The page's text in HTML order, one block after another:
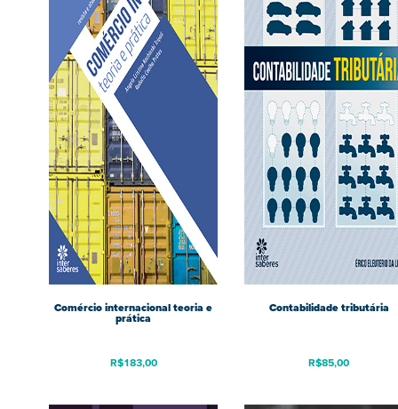
Comércio internacional teoria e
prática
R$183,00
Contabilidade tributária
R$85,00